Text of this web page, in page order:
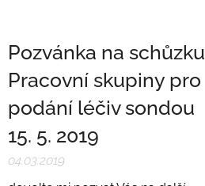
Pozvánka na schůzku
Pracovní skupiny pro
podání léčiv sondou
15. 5. 2019
04.03.2019